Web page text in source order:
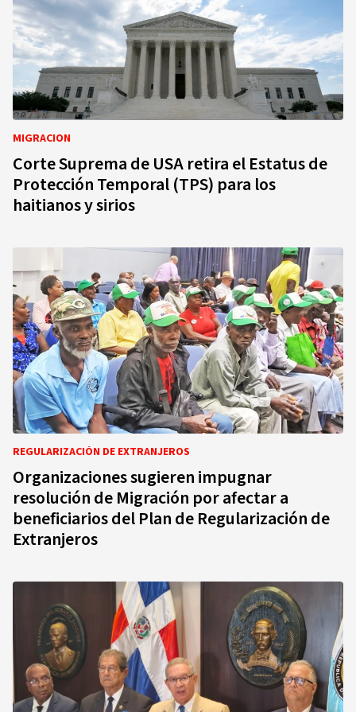
MIGRACION
Corte Suprema de USA retira el Estatus de
Protección Temporal (TPS) para los
haitianos y sirios
REGULARIZACIÓN DE EXTRANJEROS
Organizaciones sugieren impugnar
resolución de Migración por afectar a
beneficiarios del Plan de Regularización de
Extranjeros